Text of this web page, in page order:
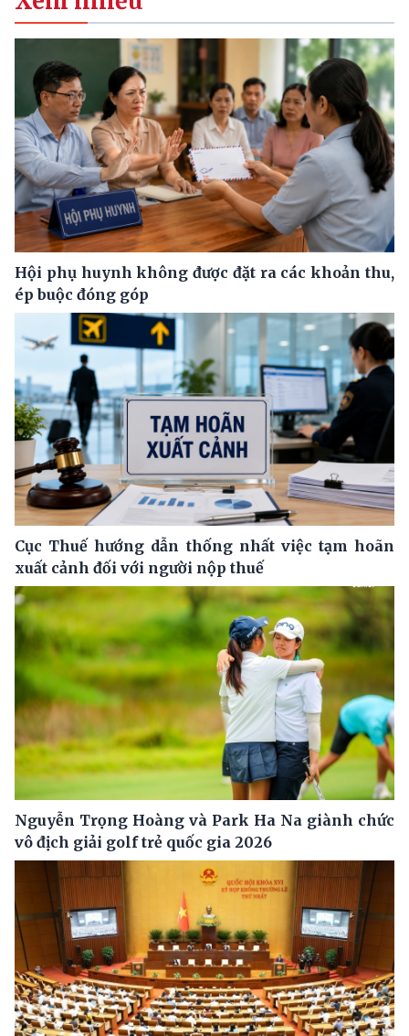
Hội phụ huynh không được đặt ra các khoản thu,
ép buộc đóng góp
Cục Thuế hướng dẫn thống nhất việc tạm hoãn
xuất cảnh đối với người nộp thuế
Nguyễn Trọng Hoàng và Park Ha Na giành chức
vô địch giải golf trẻ quốc gia 2026